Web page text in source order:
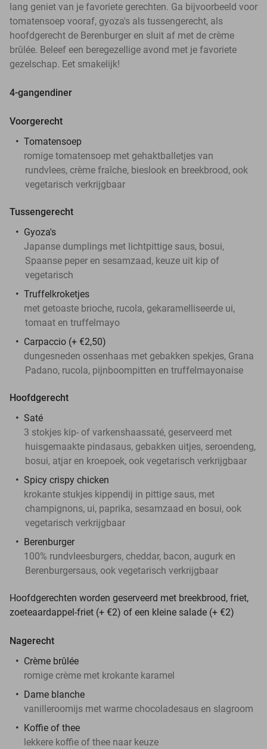
lang geniet van je favoriete gerechten. Ga bijvoorbeeld voor
tomatensoep vooraf, gyoza's als tussengerecht, als
hoofdgerecht de Berenburger en sluit af met de crème
brûlée. Beleef een beregezellige avond met je favoriete
gezelschap. Eet smakelijk!
4-gangendiner
Voorgerecht
Tomatensoep
romige tomatensoep met gehaktballetjes van
rundvlees, crème fraîche, bieslook en breekbrood, ook
vegetarisch verkrijgbaar
Tussengerecht
Gyoza's
Japanse dumplings met lichtpittige saus, bosui,
Spaanse peper en sesamzaad, keuze uit kip of
vegetarisch
Truffelkroketjes
met getoaste brioche, rucola, gekaramelliseerde ui,
tomaat en truffelmayo
Carpaccio (+ €2,50)
dungesneden ossenhaas met gebakken spekjes, Grana
Padano, rucola, pijnboompitten en truffelmayonaise
Hoofdgerecht
Saté
3 stokjes kip- of varkenshaassaté, geserveerd met
huisgemaakte pindasaus, gebakken uitjes, seroendeng,
bosui, atjar en kroepoek, ook vegetarisch verkrijgbaar
Spicy crispy chicken
krokante stukjes kippendij in pittige saus, met
champignons, ui, paprika, sesamzaad en bosui, ook
vegetarisch verkrijgbaar
Berenburger
100% rundvleesburgers, cheddar, bacon, augurk en
Berenburgersaus, ook vegetarisch verkrijgbaar
Hoofdgerechten worden geserveerd met breekbrood, friet,
zoeteaardappel-friet (+ €2) of een kleine salade (+ €2)
Nagerecht
Crème brûlée
romige crème met krokante karamel
Dame blanche
vanilleroomijs met warme chocoladesaus en slagroom
Koffie of thee
lekkere koffie of thee naar keuze